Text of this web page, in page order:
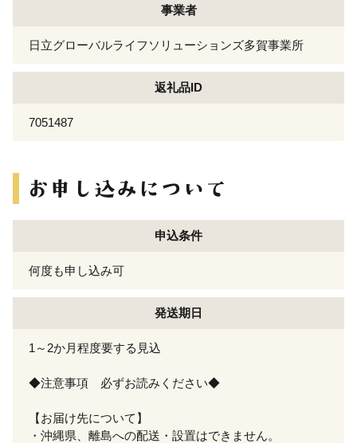
事業者
日立グローバルライフソリューションズ多賀事業所
返礼品ID
7051487
申込条件
何度も申し込み可
発送期日
1～2か月程度要する見込
◆注意事項 必ずお読みください◆
【お届け先について】
・沖縄県、離島への配送・設置はできません。